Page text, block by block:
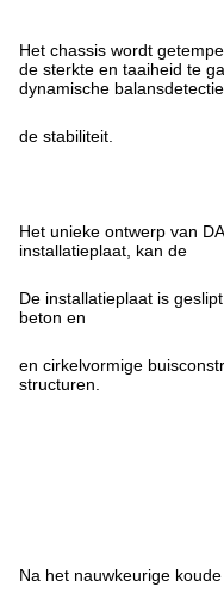
Het chassis wordt
de sterkte en taaiheid te
dynamische
de stabiliteit.
Het unieke ontwerp van
installatieplaat, kan de
De installatieplaat is
beton en
en cirkelvormige
structuren.
Na het nauwkeurige